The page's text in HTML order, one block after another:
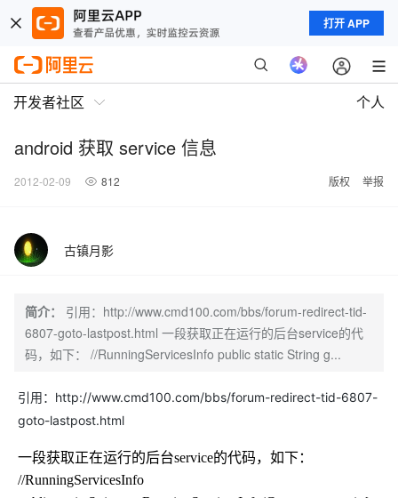
打开 APP
开发者社区 个人
android 获取 service 信息
2012-02-09 812 版权 举报
古镇月影
简介：
引用：http://www.cmd100.com/bbs/forum-redirect-tid-
6807-goto-lastpost.html 一段获取正在运行的后台service的代
码，如下： //RunningServicesInfo public static String g...
引用：http://www.cmd100.com/bbs/forum-redirect-tid-6807-
goto-lastpost.html
一段获取正在运行的后台service的代码，如下：
//RunningServicesInfo